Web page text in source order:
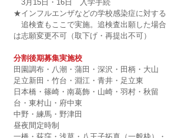
3月15日・16日　入学手続
★インフルエンザなどの学校感染症に対する
追検査もここで実施。追検査出願した場合
は志願変更不可（取下げ・再提出不可）
分割後期募集実施校
田園調布・八潮・蒲田・深沢・田柄・大山
足立新田・竹台・淵江・青井・足立東
日本橋・篠崎・南葛飾・山崎・羽村・秋留
台・東村山・府中東
中野・練馬・野津田
昼夜間定時制
一橋・荻窪・浅草・八王子拓真（一般枠）・